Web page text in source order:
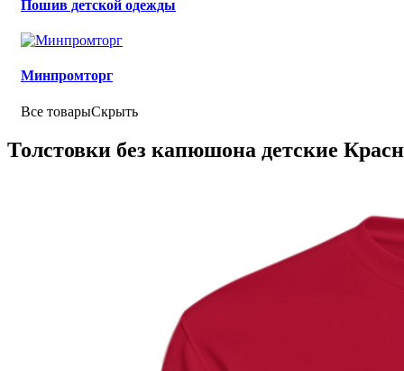
Пошив детской одежды
Минпромторг
Все товарыСкрыть
Толстовки без капюшона детские